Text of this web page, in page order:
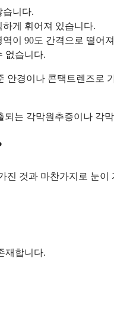
습니다.
게 휘어져 있습니다.
이 90도 간격으로 떨어
없습니다.
안경이나 콘택트렌즈로
는 각막원추증이나 각
진 것과 마찬가지로 눈
재합니다.